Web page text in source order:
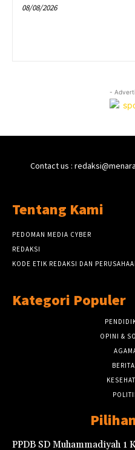
08/08/2026
-
Contact us :
Tentang Kami
PEDOMAN MEDIA CYBER
REDAKSI
KODE ETIK REDAKSI DAN
Kategori Populer
OPINI &
BERITA
PPDB SD Muhammadiyah 1